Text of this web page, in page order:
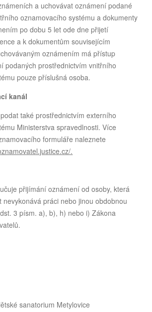
a uchovávat oznámení podané
oznamovacího systému a dokumenty
po dobu 5 let ode dne přijetí
a k dokumentům souvisejícím
oznámením má přístup
podaných prostřednictvím vnitřního
pouze příslušná osoba.
kanál
také prostřednictvím externího
Ministerstva spravedlnosti. Více
formuláře naleznete
.
přijímání oznámení od osoby, která
nevykonává práci nebo jinou obdobnou
3 písm. a), b), h) nebo i) Zákona
sanatorium Metylovice